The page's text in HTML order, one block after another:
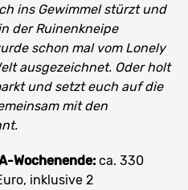
ins Gewimmel stürzt und
der Ruinenkneipe
schon mal vom Lonely
ausgezeichnet. Oder holt
und setzt euch auf die
mit den
Wochenende: ca. 330
inklusive 2